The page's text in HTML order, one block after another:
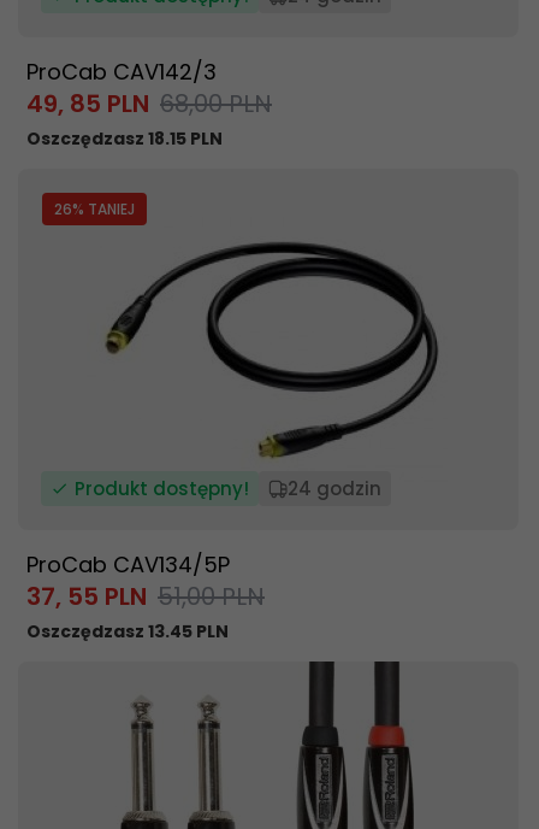
ProCab CAV142/3
49, 85 PLN 68,00 PLN
Oszczędzasz 18.15 PLN
26% TANIEJ
Produkt dostępny! 24 godzin
ProCab CAV134/5P
37, 55 PLN 51,00 PLN
Oszczędzasz 13.45 PLN